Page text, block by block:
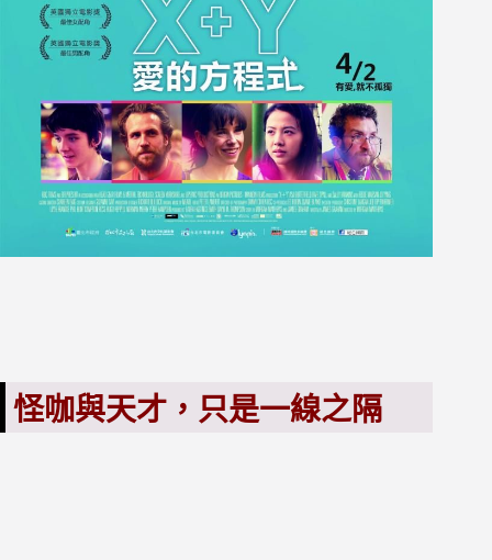
怪咖與天才，只是一線之隔